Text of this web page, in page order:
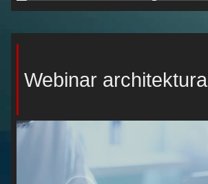
Webinar architektura